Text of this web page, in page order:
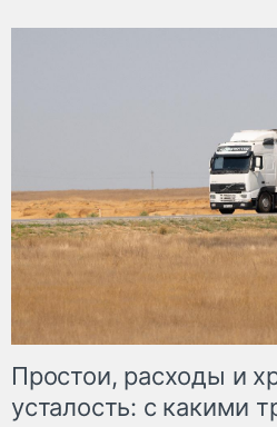
Простои, расходы и
усталость: с какими